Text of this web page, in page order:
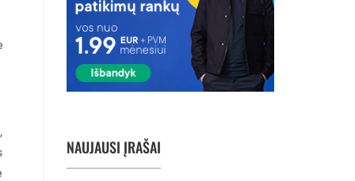
NAUJAUSI ĮRAŠAI